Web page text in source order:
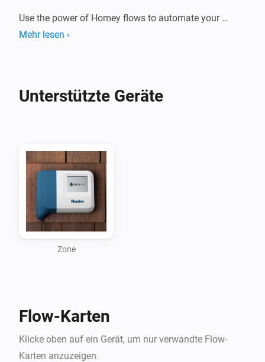
Use the power of Homey flows to automate your
zones.
suggestion or problem with this app please go to the
Mehr lesen ›
Unterstützte Geräte
Zone
Flow-Karten
Klicke oben auf ein Gerät, um nur verwandte Flow-
Karten anzuzeigen.